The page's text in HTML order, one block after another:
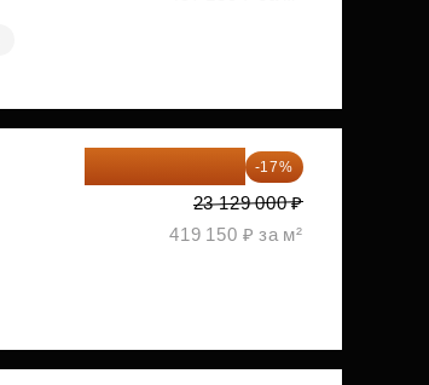
-17%
23 129 000 ₽
419 150 ₽ за м²